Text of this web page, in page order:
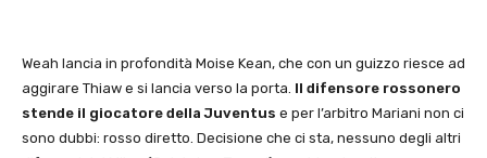
Weah lancia in profondità Moise Kean, che con un guizzo riesce ad
aggirare Thiaw e si lancia verso la porta. Il difensore rossonero
stende il giocatore della Juventus e per l’arbitro Mariani non ci
sono dubbi: rosso diretto. Decisione che ci sta, nessuno degli altri